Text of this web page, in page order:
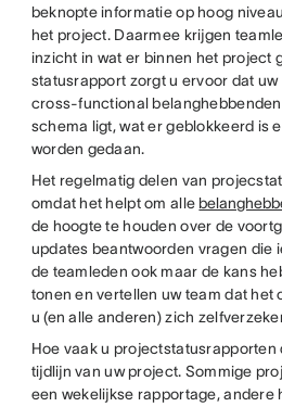
beknopte informatie op hoog
het project. Daarmee krijgen
inzicht in wat er binnen het project
statusrapport zorgt u ervoor dat
cross-functional
schema ligt, wat er geblokkeerd is
worden gedaan.
Het regelmatig delen van
omdat het helpt om alle
de hoogte te houden over de
updates beantwoorden vragen die
de teamleden ook maar de kans
tonen en vertellen uw team dat het
u (en alle anderen) zich
Hoe vaak u projectstatusrapporten
tijdlijn van uw project. Sommige
een wekelijkse rapportage, andere